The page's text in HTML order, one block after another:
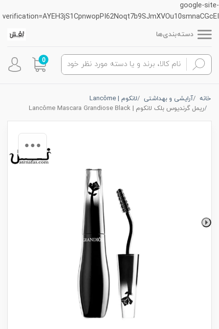
google-site-
verification=AYEH3jS1CpnwopPI62Noqt7b9SJmXVOu10smnaCGcEI
دسته‌بندی‌ها
0
خانه آرایشی و بهداشتی
لانکوم | Lancôme
ریمل گرندیوس بلک لانکوم | Lancôme Mascara Grandiose Black